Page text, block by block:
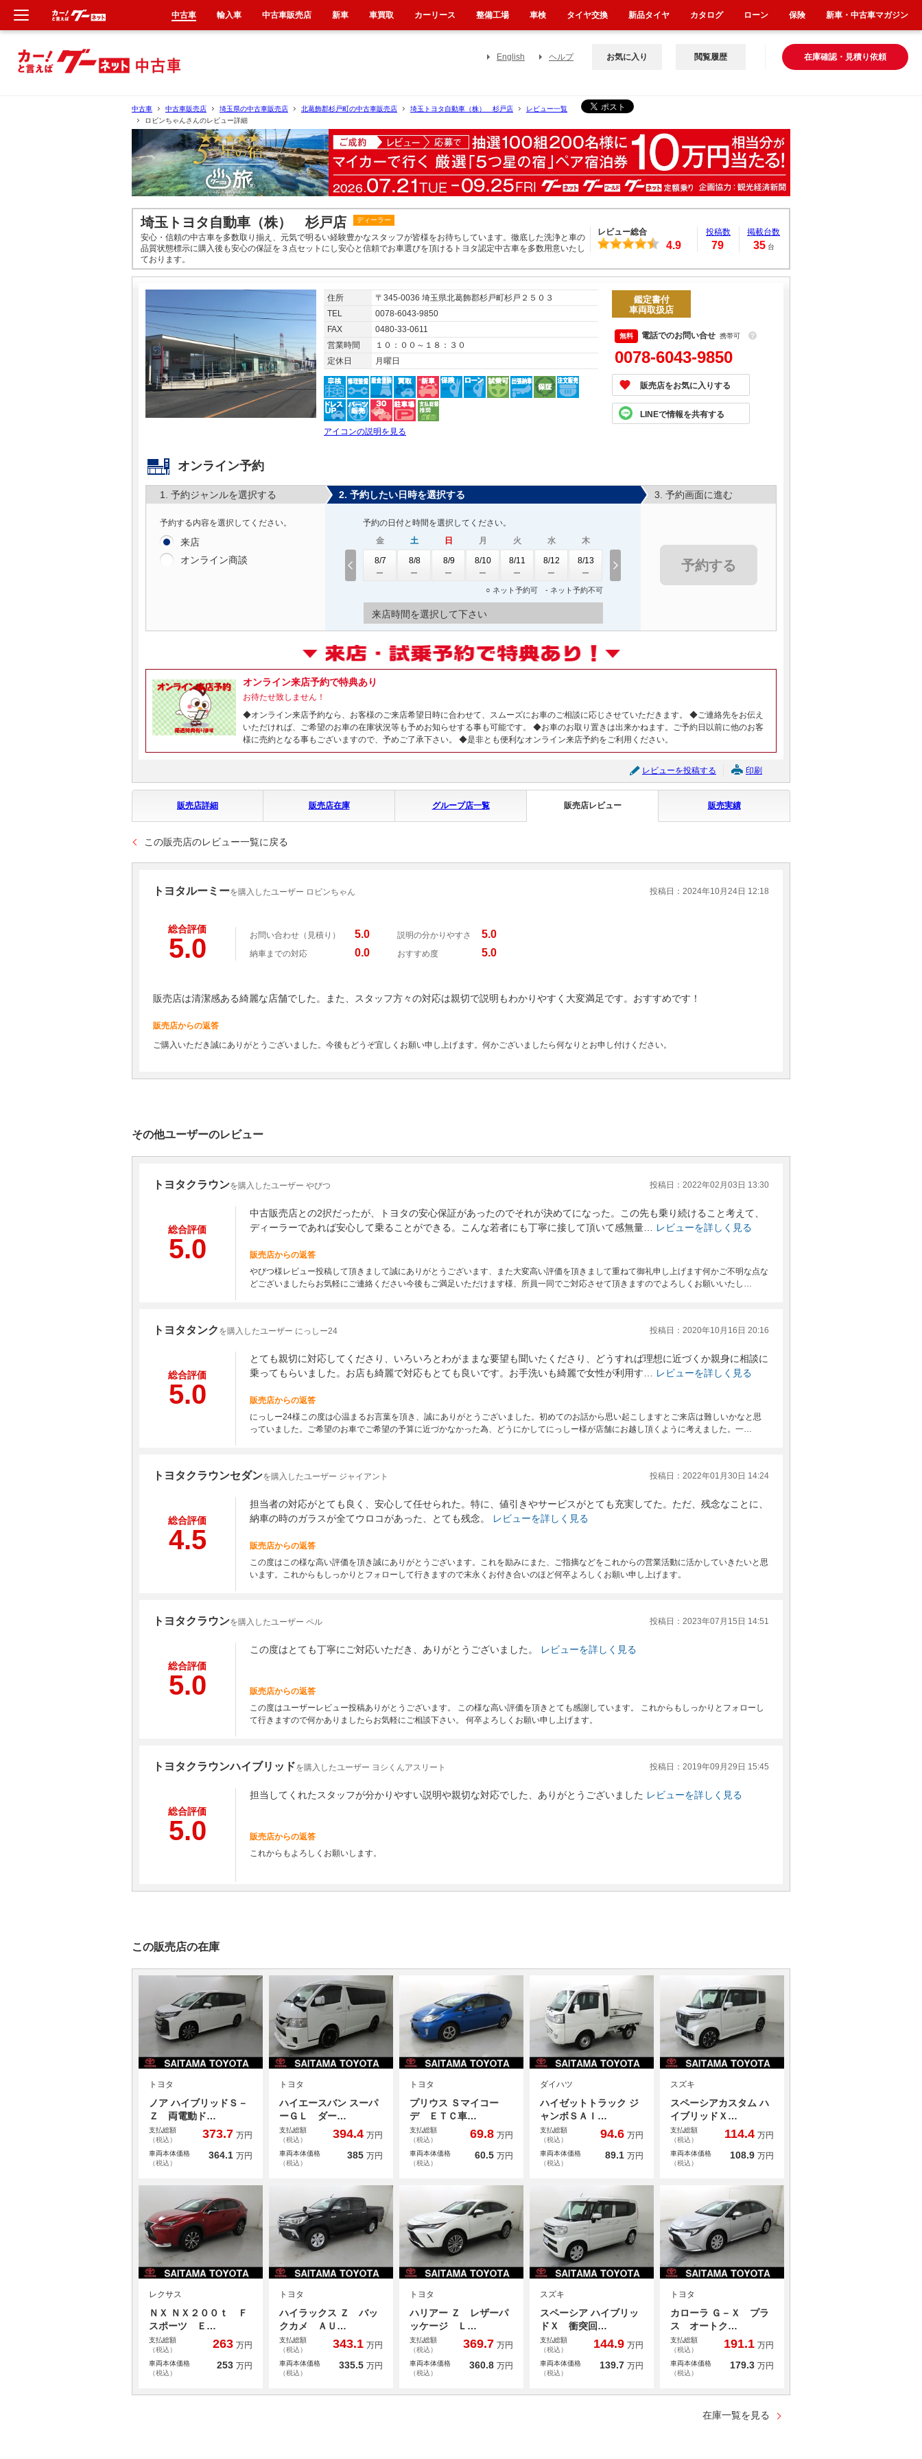
English ヘルプ 在庫確認・見積り依頼
お気に入り 閲覧履歴
中古車 中古車販売店 埼玉県の中古車販売店 北葛飾郡杉戸町の中古車販売店 埼玉トヨタ自動車（株） 杉戸店
レビュー一覧
ロビンちゃんさんのレビュー詳細
埼玉トヨタ自動車（株） 杉戸店 ディーラー
安心・信頼の中古車を多数取り揃え、元気で明るい経験豊かなスタッフが皆様をお待ちしています。徹底した洗浄と車の
品質状態標示に購入後も安心の保証を３点セットにし安心と信頼でお車選びを頂けるトヨタ認定中古車を多数用意いたし
ております。
レビュー総合
4.9
投稿数
79
掲載台数
35 台
住所
〒345-0036 埼玉県北葛飾郡杉戸町杉戸２５０３
TEL
0078-6043-9850
FAX
0480-33-0611
営業時間
１０：００～１８：３０
定休日
月曜日
アイコンの説明を見る
鑑定書付
車両取扱店
電話でのお問い合せ 携帯可 ？
0078-6043-9850
販売店をお気に入りする
LINEで情報を共有する
オンライン予約
1. 予約ジャンルを選択する
予約する内容を選択してください。
来店
オンライン商談
2. 予約したい日時を選択する
予約の日付と時間を選択してください。
金
8/7
土
8/8
日
8/9
月
8/10
火
8/11
水
8/12
木
8/13
○ ネット予約可 - ネット予約不可
来店時間を選択して下さい
3. 予約画面に進む
予約する
オンライン来店予約で特典あり
お待たせ致しません！
◆オンライン来店予約なら、お客様のご来店希望日時に合わせて、スムーズにお車のご相談に応じさせていただきます。 ◆ご連絡先をお伝え
いただければ、ご希望のお車の在庫状況等も予めお知らせする事も可能です。 ◆お車のお取り置きは出来かねます。ご予約日以前に他のお客
様に売約となる事もございますので、予めご了承下さい。 ◆是非とも便利なオンライン来店予約をご利用ください。
レビューを投稿する 印刷
販売店詳細 販売店在庫 グループ店一覧 販売店レビュー 販売実績
この販売店のレビュー一覧に戻る
トヨタルーミーを購入したユーザー ロビンちゃん 投稿日：2024年10月24日 12:18
総合評価
5.0 お問い合わせ（見積り） 5.0 説明の分かりやすさ 5.0
納車までの対応 0.0 おすすめ度 5.0
販売店は清潔感ある綺麗な店舗でした。また、スタッフ方々の対応は親切で説明もわかりやすく大変満足です。おすすめです！
販売店からの返答
ご購入いただき誠にありがとうございました。今後もどうぞ宜しくお願い申し上げます。何かございましたら何なりとお申し付けください。
その他ユーザーのレビュー
トヨタクラウンを購入したユーザー やびつ 投稿日：2022年02月03日 13:30
総合評価
5.0
中古販売店との2択だったが、トヨタの安心保証があったのでそれが決めてになった。この先も乗り続けること考えて、
ディーラーであれば安心して乗ることができる。こんな若者にも丁寧に接して頂いて感無量…
レビューを詳しく見る
販売店からの返答
やびつ様レビュー投稿して頂きまして誠にありがとうございます、また大変高い評価を頂きまして重ねて御礼申し上げます何かご不明な点な
どございましたらお気軽にご連絡ください今後もご満足いただけます様、所員一同でご対応させて頂きますのでよろしくお願いいたし…
トヨタタンク を購入したユーザー にっしー24 投稿日：2020年10月16日 20:16
総合評価
5.0
とても親切に対応してくださり、いろいろとわがままな要望も聞いたくださり、どうすれば理想に近づくか親身に相談に
乗ってもらいました。お店も綺麗で対応もとても良いです。お手洗いも綺麗で女性が利用す…
レビューを詳しく見る
販売店からの返答
にっしー24様この度は心温まるお言葉を頂き、誠にありがとうございました。初めてのお話から思い起こしますとご来店は難しいかなと思
っていました。ご希望のお車でご希望の予算に近づかなかった為、どうにかしてにっしー様が店舗にお越し頂くように考えました。一…
トヨタクラウンセダンを購入したユーザー ジャイアント 投稿日：2022年01月30日 14:24
総合評価
4.5
担当者の対応がとても良く、安心して任せられた。特に、値引きやサービスがとても充実してた。ただ、残念なことに、
納車の時のガラスが全てウロコがあった、とても残念。
レビューを詳しく見る
販売店からの返答
この度はこの様な高い評価を頂き誠にありがとうございます。これを励みにまた、ご指摘などをこれからの営業活動に活かしていきたいと思
います。これからもしっかりとフォローして行きますので末永くお付き合いのほど何卒よろしくお願い申し上げます。
トヨタクラウンを購入したユーザー ペル 投稿日：2023年07月15日 14:51
総合評価
5.0
この度はとても丁寧にご対応いただき、ありがとうございました。 レビューを詳しく見る
販売店からの返答
この度はユーザーレビュー投稿ありがとうございます。 この様な高い評価を頂きとても感謝しています。 これからもしっかりとフォローし
て行きますので何かありましたらお気軽にご相談下さい。 何卒よろしくお願い申し上げます。
トヨタクラウンハイブリッドを購入したユーザー ヨシくんアスリート 投稿日：2019年09月29日 15:45
総合評価
5.0
担当してくれたスタッフが分かりやすい説明や親切な対応でした、ありがとうございました レビューを詳しく見る
販売店からの返答
これからもよろしくお願いします。
この販売店の在庫
トヨタ
ノア ハイブリッドＳ－
Ｚ 両電動ド…
支払総額
（税込）
373.7 万円
車両本体価格
（税込）
364.1 万円
トヨタ
ハイエースバン スーパ
ーＧＬ ダー…
支払総額
（税込）
394.4 万円
車両本体価格
（税込）
385 万円
トヨタ
プリウス Ｓマイコー
デ ＥＴＣ車…
支払総額
（税込）
69.8 万円
車両本体価格
（税込）
60.5 万円
ダイハツ
ハイゼットトラック ジ
ャンボＳＡＩ…
支払総額
（税込）
94.6 万円
車両本体価格
（税込）
89.1 万円
スズキ
スペーシアカスタム ハ
イブリッドＸ…
支払総額
（税込）
114.4 万円
車両本体価格
（税込）
108.9 万円
レクサス
ＮＸ ＮＸ２００ｔ Ｆ
スポーツ Ｅ…
支払総額
（税込）
263 万円
車両本体価格
（税込）
253 万円
トヨタ
ハイラックス Ｚ バッ
クカメ ＡＵ…
支払総額
（税込）
343.1 万円
車両本体価格
（税込）
335.5 万円
トヨタ
ハリアー Ｚ レザーパ
ッケージ Ｌ…
支払総額
（税込）
369.7 万円
車両本体価格
（税込）
360.8 万円
スズキ
スペーシア ハイブリッ
ドＸ 衝突回…
支払総額
（税込）
144.9 万円
車両本体価格
（税込）
139.7 万円
トヨタ
カローラ Ｇ－Ｘ プラ
ス オートク…
支払総額
（税込）
191.1 万円
車両本体価格
（税込）
179.3 万円
在庫一覧を見る
中古車 輸入車 中古車販売店 新車 車買取 カーリース 整備工場 車検 タイヤ交換 新品タイヤ カタログ ローン 保険 新車・中古車マガジン
新車